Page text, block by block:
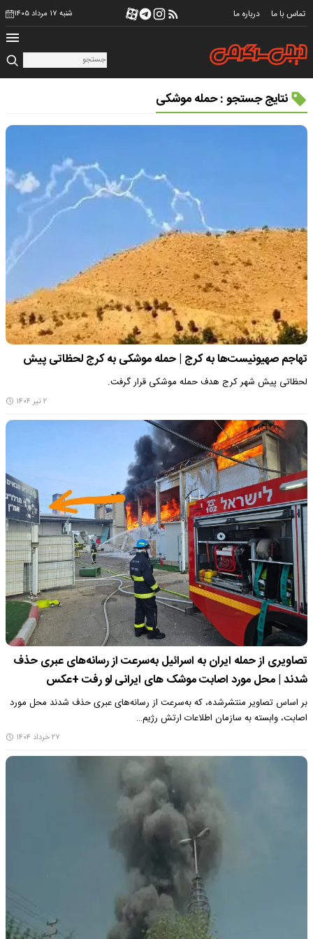
تماس با ما درباره ما شنبه ۱۷ مرداد ۱۴۰۵
نتایج جستجو : حمله موشکی
تهاجم صهیونیست‌ها به کرج | حمله موشکی به کرج لحظاتی پیش
لحظاتی پیش شهر کرج هدف حمله موشکی قرار گرفت.
۲ تیر ۱۴۰۴
تصاویری از حمله ایران به اسرائیل به‌سرعت از رسانه‌های عبری حذف
شدند | محل مورد اصابت موشک های ایرانی لو رفت +عکس
بر اساس تصاویر منتشرشده، که به‌سرعت از رسانه‌های عبری حذف شدند محل مورد
اصابت، وابسته به سازمان اطلاعات ارتش رژیم…
۲۷ خرداد ۱۴۰۴